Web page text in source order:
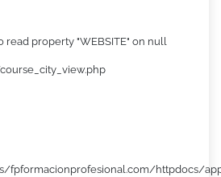
read property "WEBSITE" on null
httpdocs/